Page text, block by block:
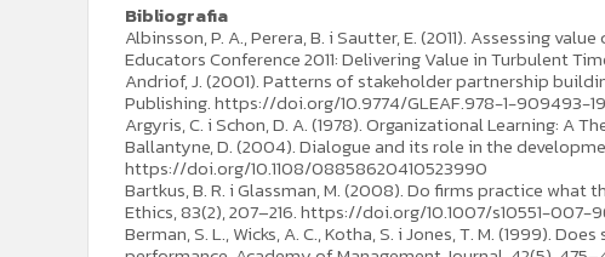
Bibliografia
Albinsson, P. A., Perera, B. i Sautter, E. (2011). Assessing
Educators Conference 2011: Delivering Value in Turbulent
Andriof, J. (2001). Patterns of stakeholder partnership
Publishing. https://doi.org/10.9774/GLEAF.978-1-909493-
Argyris, C. i Schon, D. A. (1978). Organizational Learning: A
Ballantyne, D. (2004). Dialogue and its role in the
https://doi.org/10.1108/08858620410523990
Bartkus, B. R. i Glassman, M. (2008). Do firms practice
Ethics, 83(2), 207–216. https://doi.org/10.1007/s10551-007-
Berman, S. L., Wicks, A. C., Kotha, S. i Jones, T. M. (1999).